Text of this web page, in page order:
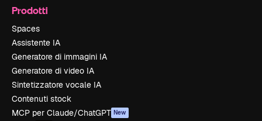
Prodotti
Spaces
Assistente IA
Generatore di immagini IA
Generatore di video IA
Sintetizzatore vocale IA
Contenuti stock
MCP per Claude/ChatGPT New